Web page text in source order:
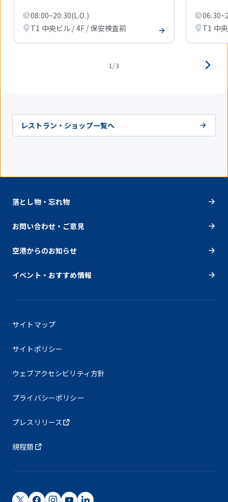
08:00~20:30(L.O.)
T1 中央ビル / 4F / 保安検査前
T1 中
1/3
レストラン・ショップ一覧へ
落とし物・忘れ物
お問い合わせ・ご意見
空港からのお知らせ
イベント・おすすめ情報
サイトマップ
サイトポリシー
ウェブアクセシビリティ方針
プライバシーポリシー
プレスリリース
規程類